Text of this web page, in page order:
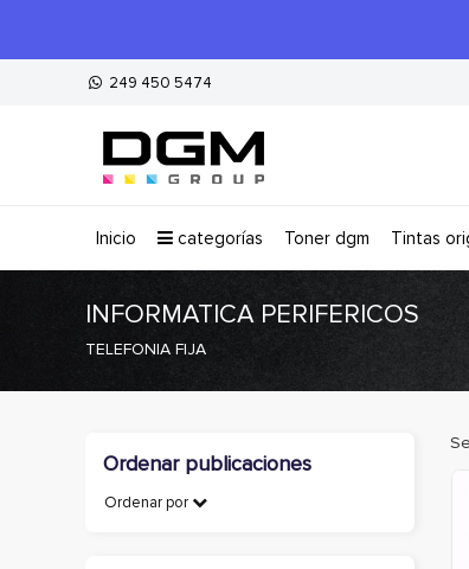
249 450 5474
inicio categorías toner dgm tintas
INFORMATICA PERIFERICOS
TELEFONIA FIJA
Ordenar publicaciones
Ordenar por